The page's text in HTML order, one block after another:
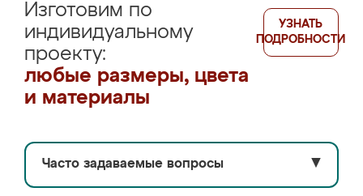
Изготовим по
индивидуальному
проекту:
любые размеры, цвета
и материалы
УЗНАТЬ
ПОДРОБНОСТИ
Часто задаваемые вопросы ▼